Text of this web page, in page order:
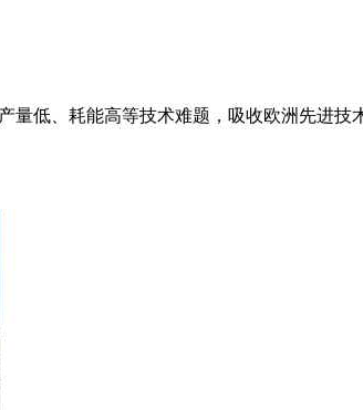
量低、耗能高等技术难题，吸收欧洲先进